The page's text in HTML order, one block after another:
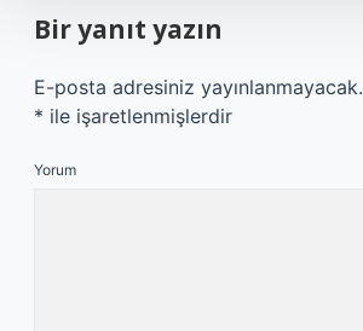
Bir yanıt yazın
E-posta adresiniz yayınlanmayacak.
* ile işaretlenmişlerdir
Yorum